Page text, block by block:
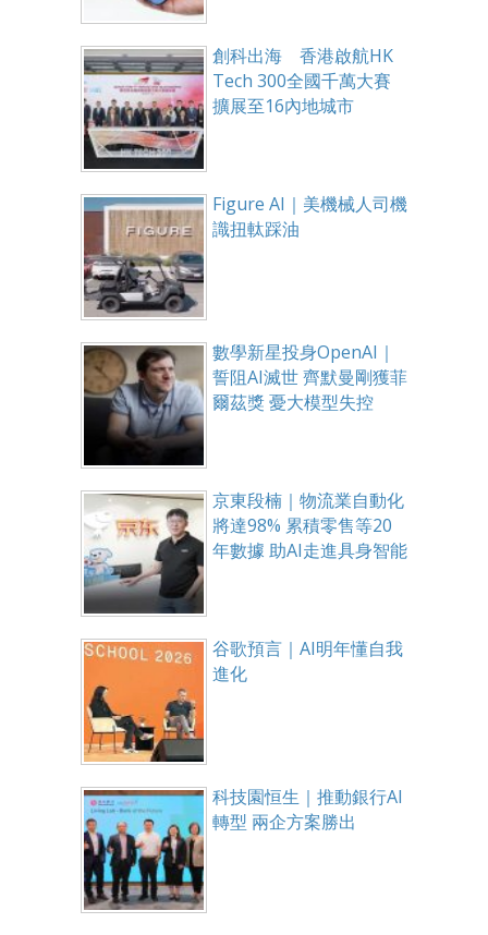
創科出海 香港啟航HK
Tech 300全國千萬大賽
擴展至16內地城市
Figure AI｜美機械人司機
識扭軚踩油
數學新星投身OpenAI｜
誓阻AI滅世 齊默曼剛獲菲
爾茲獎 憂大模型失控
京東段楠｜物流業自動化
將達98% 累積零售等20
年數據 助AI走進具身智能
谷歌預言｜AI明年懂自我
進化
科技園恒生｜推動銀行AI
轉型 兩企方案勝出